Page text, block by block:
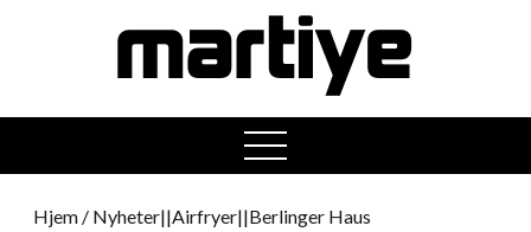
open
menu
Hjem / Nyheter||Airfryer||Berlinger Haus